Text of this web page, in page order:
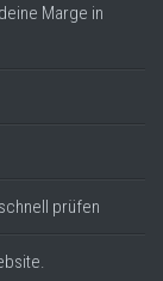
Marge in
prüfen